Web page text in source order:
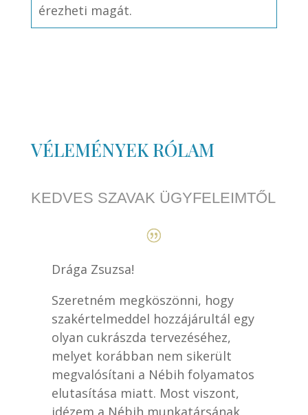
érezheti magát.
VÉLEMÉNYEK RÓLAM
KEDVES SZAVAK ÜGYFELEIMTŐL
Drága Zsuzsa!
Szeretném megköszönni, hogy
szakértelmeddel hozzájárultál egy
olyan cukrászda tervezéséhez,
melyet korábban nem sikerült
megvalósítani a Nébih folyamatos
elutasítása miatt. Most viszont,
idézem a Nébih munkatársának